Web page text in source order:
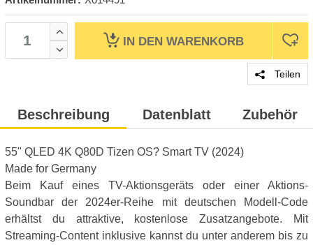
IN DEN WARENKORB
Teilen
Beschreibung Datenblatt Zubehör
55" QLED 4K Q80D Tizen OS? Smart TV (2024)
Made for Germany
Beim Kauf eines TV-Aktionsgeräts oder einer Aktions-
Soundbar der 2024er-Reihe mit deutschen Modell-Code
erhältst du attraktive, kostenlose Zusatzangebote. Mit
Streaming-Content inklusive kannst du unter anderem bis zu